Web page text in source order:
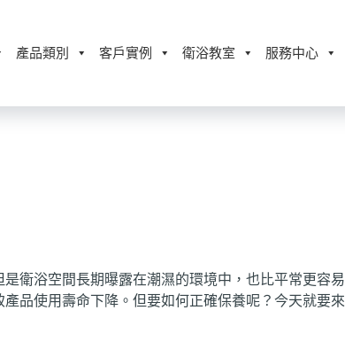
產品類別 客戶實例 衛浴教室 服務中心
衛浴空間長期曝露在潮濕的環境中，也比平常更容
品使用壽命下降。但要如何正確保養呢？今天就要